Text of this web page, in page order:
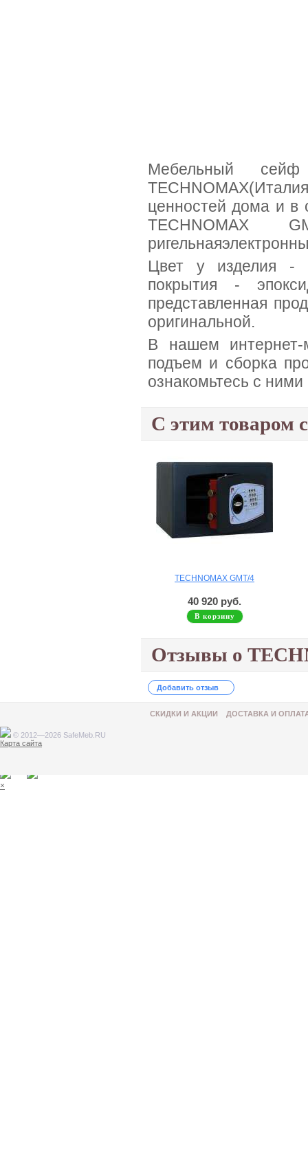
Мебельный
ценностей дома и
TECHNOMAX
Цвет у изделия -
покрытия -
представленная
оригинальной.
В нашем интернет-
подъем и сборка
ознакомьтесь с
С этим товаром
TECHNOMAX GMT/4
40 920 руб.
В корзину
Отзывы о
Добавить отзыв
© 2012—2026 SafeMeb.RU
Карта сайта
СКИДКИ И АКЦИИ ДОСТАВКА И
×